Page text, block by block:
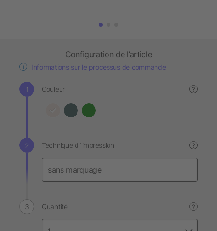
Configuration de l’article
Informations sur le processus de commande
Couleur ?
Technique d´impression ?
Quantité ?